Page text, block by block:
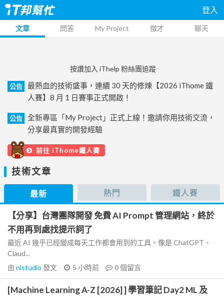
登入
文章 問答 My Project 徵才 聊天
按讚加入 iThelp 粉絲團追蹤
公告
最熱血的技術盛事，連續 30 天的修煉【2026 iThome 鐵
人賽】8 月 1 日賽事正式開啟！
公告
全新專區「My Project」正式上線！邀請你用技術交流，
分享最真實的開發經驗
前往 iThome鐵人賽
技術文章
最新 熱門 鐵人賽
【分享】台灣團隊開發 免費 AI Prompt 管理網站，終於
不用再到處找提示詞了
最近 AI 幾乎已經變成每天工作都會用到的工具。像是 ChatGPT、
Claud...
由 nlstudio 發文 5 小時前 0個留言
[Machine Learning A-Z [2026] ] 學習筆記 Day2 ML 及